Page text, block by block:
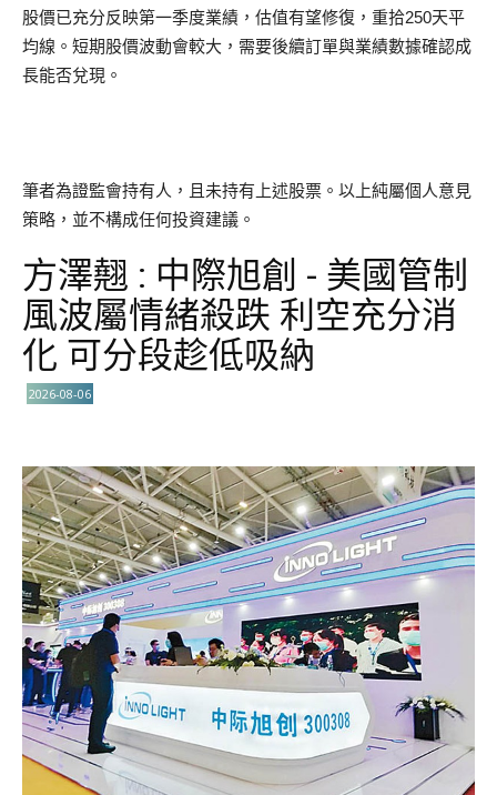
股價已充分反映第一季度業績，估值有望修復，重拾250天平
均線。短期股價波動會較大，需要後續訂單與業績數據確認成
長能否兌現。
筆者為證監會持有人，且未持有上述股票。以上純屬個人意見
策略，並不構成任何投資建議。
方澤翹 : 中際旭創 - 美國管制
風波屬情緒殺跌 利空充分消
化 可分段趁低吸納
2026-08-06